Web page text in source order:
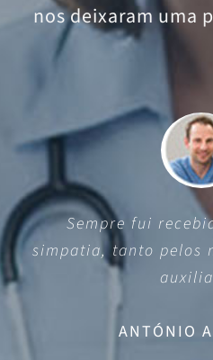
nos deixaram uma
Sempre fui
simpatia, tanto pelos
ANTÓNIO